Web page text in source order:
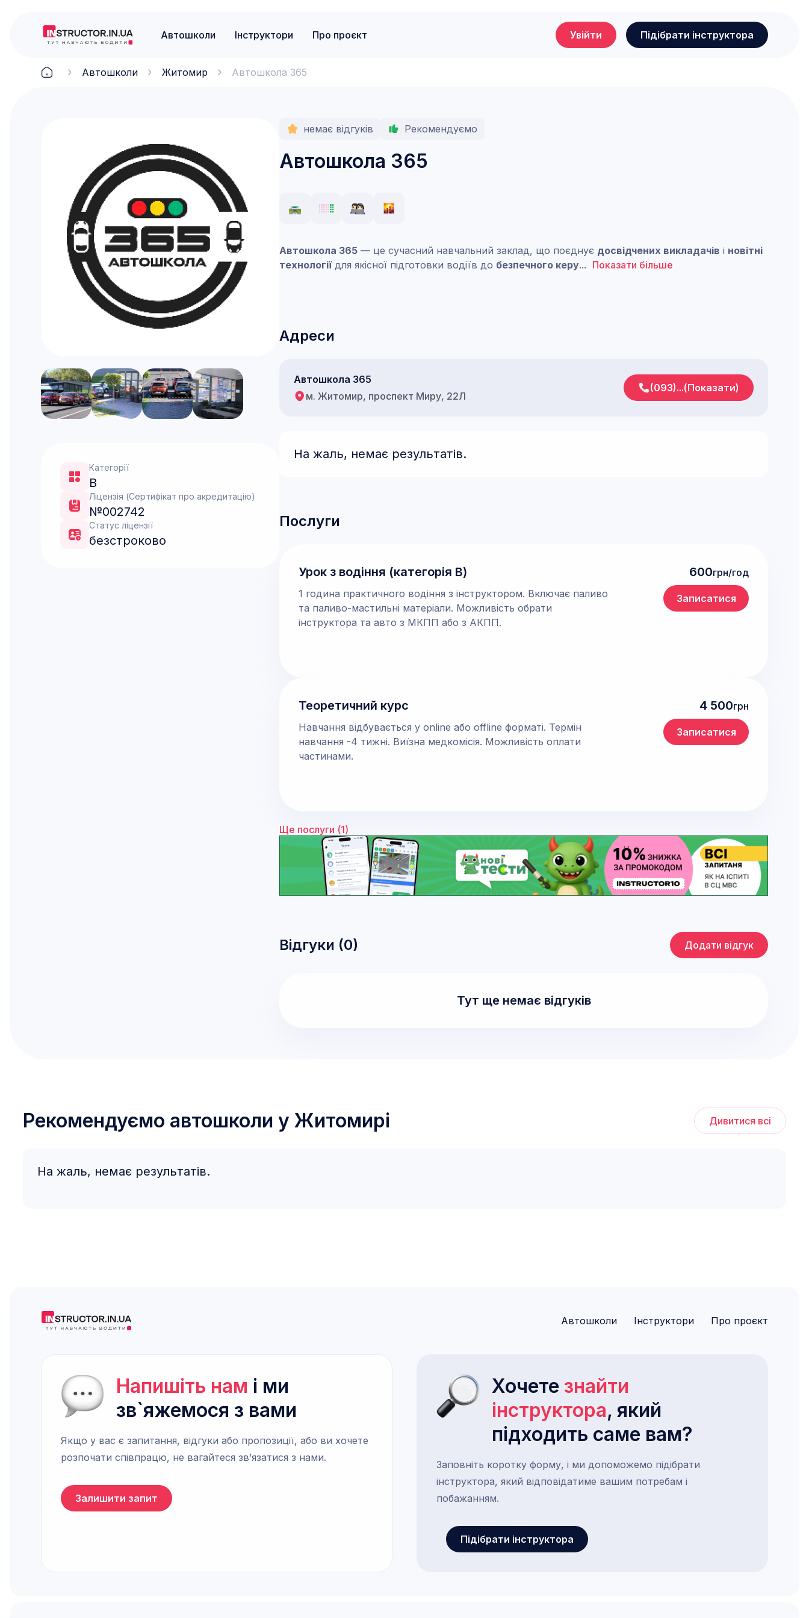
Автошколи Інструктори Про проєкт Увійти Підібрати інструктора
Автошколи Житомир Автошкола 365
Категорії
B
Ліцензія (Сертифікат про акредитацію)
№002742
Статус ліцензії
безстроково
немає відгуків Рекомендуємо
Автошкола 365
Автошкола 365 — це сучасний навчальний заклад, що поєднує досвідчених викладачів і новітні
технологіїдля якісної підготовки водіїв до безпечного керу... Показати більше
Адреси
Автошкола 365
м. Житомир, проспект Миру, 22Л
(093)...(Показати)
На жаль, немає результатів.
Послуги
Урок з водіння (категорія В)
1 година практичного водіння з інструктором. Включає паливо
та паливо-мастильні матеріали. Можливість обрати
інструктора та авто з МКПП або з АКПП.
600грн/год
Записатися
Теоретичний курс
​​Навчання відбувається у online або offline форматі. Термін
навчання -4 тижні. Виїзна медкомісія. Можливість оплати
частинами.
4 500грн
Записатися
Ще послуги (1)
Відгуки (0) Додати відгук
Тут ще немає відгуків
Рекомендуємо автошколи у Житомирі Дивитися всі
На жаль, немає результатів.
Автошколи Інструктори Про проєкт
Напишіть нам і ми
зв`яжемося з вами
Якщо у вас є запитання, відгуки або пропозиції, або ви хочете
розпочати співпрацю, не вагайтеся зв’язатися з нами.
Залишити запит
Хочете знайти
інструктора, який
підходить саме вам?
Заповніть коротку форму, і ми допоможемо підібрати
інструктора, який відповідатиме вашим потребам і
побажанням.
Підібрати інструктора